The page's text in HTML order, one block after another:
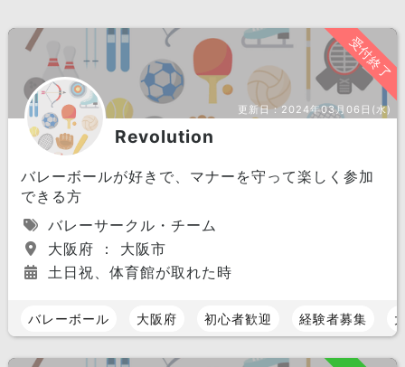
受付終了
更新日：2024年03月06日(水)
Revolution
バレーボールが好きで、マナーを守って楽しく参加
できる方
バレーサークル・チーム
大阪府 ： 大阪市
土日祝、体育館が取れた時
バレーボール 大阪府 初心者歓迎 経験者募集